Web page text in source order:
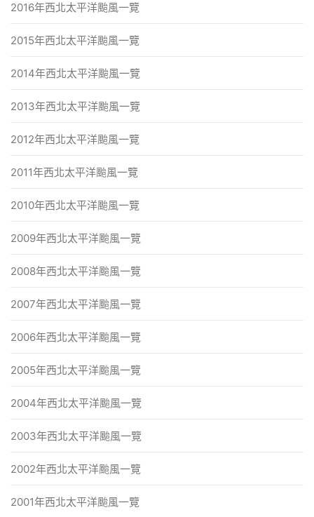
2016年西北太平洋颱風一覽
2015年西北太平洋颱風一覽
2014年西北太平洋颱風一覽
2013年西北太平洋颱風一覽
2012年西北太平洋颱風一覽
2011年西北太平洋颱風一覽
2010年西北太平洋颱風一覽
2009年西北太平洋颱風一覽
2008年西北太平洋颱風一覽
2007年西北太平洋颱風一覽
2006年西北太平洋颱風一覽
2005年西北太平洋颱風一覽
2004年西北太平洋颱風一覽
2003年西北太平洋颱風一覽
2002年西北太平洋颱風一覽
2001年西北太平洋颱風一覽